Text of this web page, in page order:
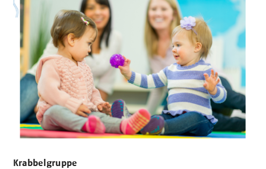
Krabbelgruppe